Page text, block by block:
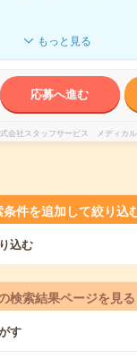
もっと見る
応募へ進む
会社スタッフサービス メディカ
条件を追加して絞り込
込む
検索結果ページを見る
す